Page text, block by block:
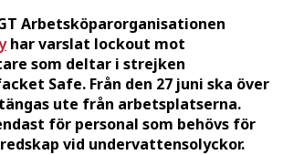
Arbetsköparorganisationen
har varslat lockout mot
som deltar i strejken
Safe. Från den 27 juni ska över
ute från arbetsplatserna.
för personal som behövs för
vid undervattensolyckor.